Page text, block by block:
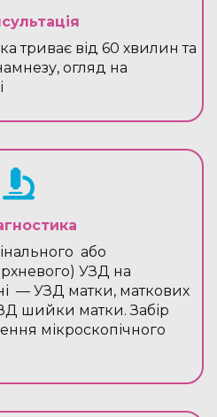
триває від 60 хвилин та
огляд на
або
УЗД на
— УЗД матки, маткових
шийки матки. Забір
мікроскопічного